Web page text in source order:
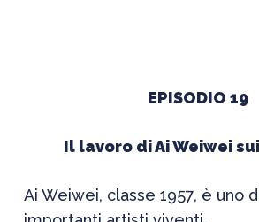
EPISODIO 19
Il lavoro di Ai Weiwei
Ai Weiwei, classe 1957, è uno